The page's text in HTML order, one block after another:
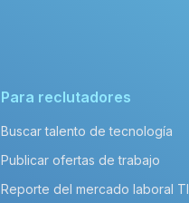
Para reclutadores
Buscar talento de tecnología
Publicar ofertas de trabajo
Reporte del mercado laboral TI